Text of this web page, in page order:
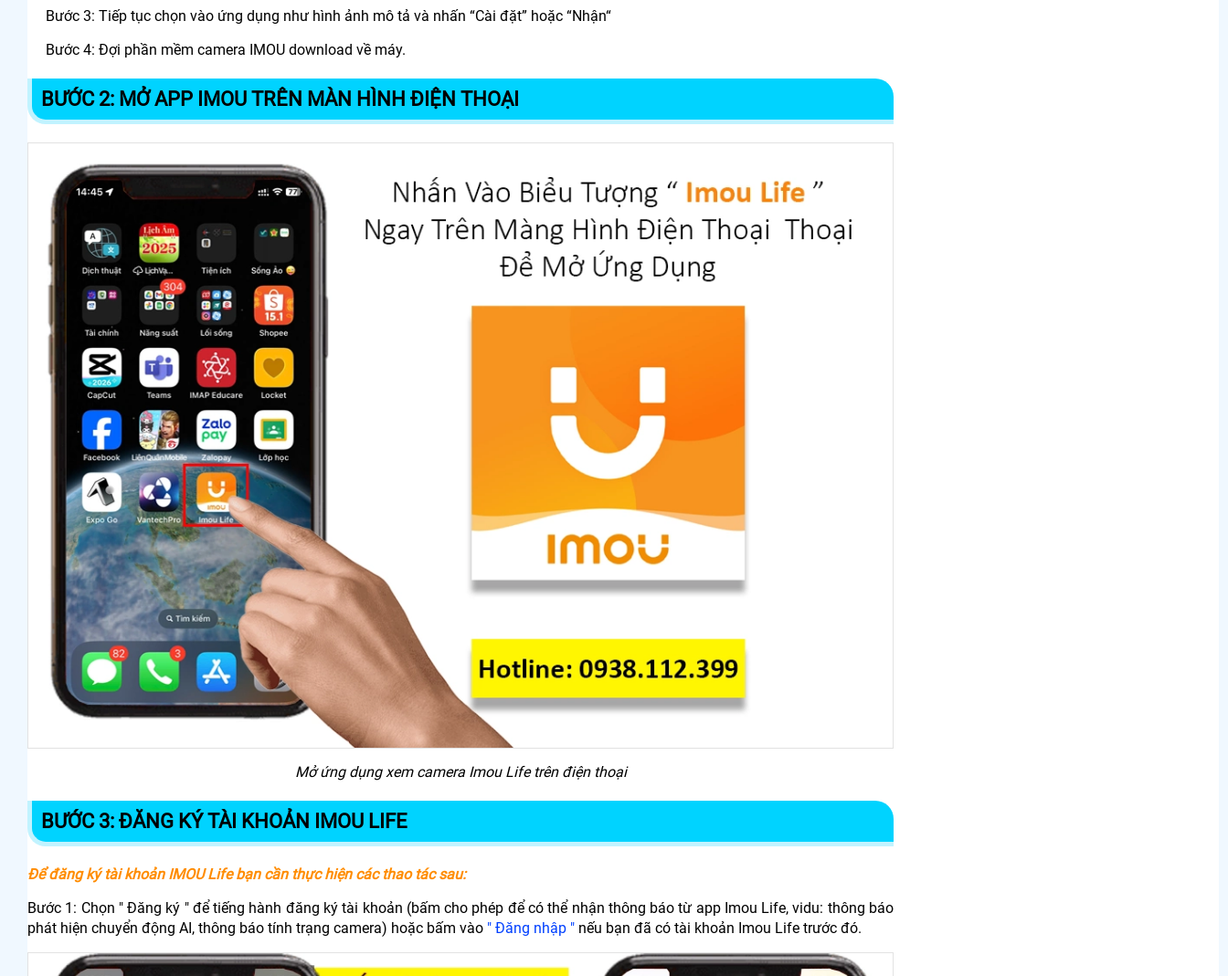
Bước 3: Tiếp tục chọn vào ứng dụng như hình ảnh mô tả và nhấn “Cài đặt” hoặc “Nhận“
Bước 4: Đợi phần mềm camera IMOU download về máy.
BƯỚC 2: MỞ APP IMOU TRÊN MÀN HÌNH ĐIỆN THOẠI
Mở ứng dụng xem camera Imou Life trên điện thoại
BƯỚC 3: ĐĂNG KÝ TÀI KHOẢN IMOU LIFE
Để đăng ký tài khoản IMOU Life bạn cần thực hiện các thao tác sau:
Bước 1: Chọn " Đăng ký " để tiếng hành đăng ký tài khoản (bấm cho phép để có thể nhận thông báo từ app Imou Life, vidu: thông báo
phát hiện chuyển động AI, thông báo tính trạng camera) hoặc bấm vào " Đăng nhập " nếu bạn đã có tài khoản Imou Life trước đó.